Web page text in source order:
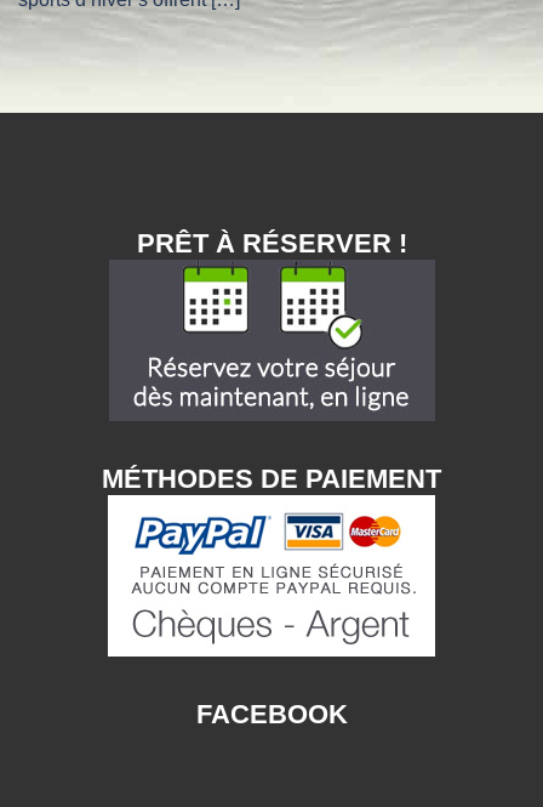
PRÊT À RÉSERVER !
MÉTHODES DE PAIEMENT
FACEBOOK